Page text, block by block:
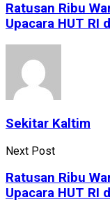
Ratusan Ribu
Upacara HUT RI
Sekitar Kaltim
Next Post
Ratusan Ribu
Upacara HUT RI